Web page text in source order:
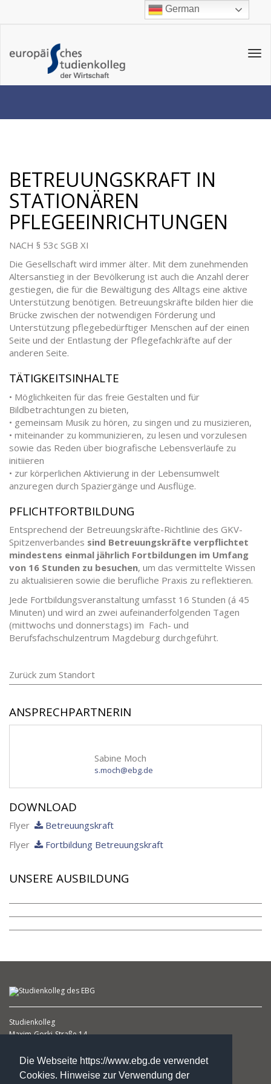
Die Webseite https://www.ebg.de verwendet
Cookies. Hinweise zur Verwendung der
BETREUUNGSKRAFT IN
STATIONÄREN
PFLEGEEINRICHTUNGEN
NACH § 53c SGB XI
Die Gesellschaft wird immer älter. Mit dem zunehmenden
Altersanstieg in der Bevölkerung ist auch die Anzahl derer
gestiegen, die für die Bewältigung des Alltags eine aktive
Unterstützung benötigen. Betreuungskräfte bilden hier die
Brücke zwischen der notwendigen Förderung und
Unterstützung pflegebedürftiger Menschen auf der einen
Seite und der Entlastung der Pflegefach­kräfte auf der
anderen Seite.
TÄTIGKEITSINHALTE
• Möglichkeiten für das freie Gestalten und für
Bildbetrachtungen zu bieten,
• gemeinsam Musik zu hören, zu singen und zu musizieren,
• miteinander zu kommunizieren, zu lesen und vorzulesen
sowie das Reden über biografische Lebensverläufe zu
initiieren
• zur körperlichen Aktivierung in der Lebensumwelt
anzuregen durch Spaziergänge und Ausflüge.
PFLICHTFORTBILDUNG
Entsprechend der Betreuungskräfte-Richtlinie des GKV-
Spitzenverbandes sind Betreuungskräfte verpflichtet
mindestens einmal jährlich Fortbildungen im Umfang
von 16 Stunden zu besuchen, um das vermittelte Wissen
zu aktualisieren sowie die berufliche Praxis zu reflektieren.
Jede Fortbildungsveranstaltung umfasst 16 Stunden (á 45
Minuten) und wird an zwei aufeinanderfolgenden Tagen
(mittwochs und donnerstags) im Fach- und
Berufsfachschulzentrum Magdeburg durchgeführt.
Zurück zum Standort
ANSPRECHPARTNERIN
Sabine Moch
s.moch@ebg.de
DOWNLOAD
Flyer
Betreuungskraft
Flyer
Fortbildung Betreuungskraft
UNSERE AUSBILDUNG
Studienkolleg
Maxim-Gorki-Straße 14
(1. Etage )
German